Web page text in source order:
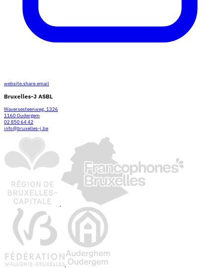
website.share.email
Bruxelles-J ASBL
Waversesteenweg, 1326
1160 Oudergem
02 850 64 42
info@bruxelles-j.be